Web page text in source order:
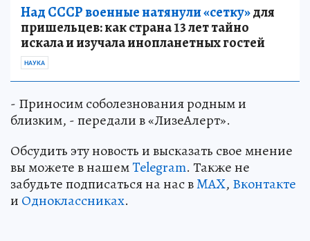
Над СССР военные натянули «сетку»для
пришельцев: как страна 13 лет тайно
искала и изучала инопланетных гостей
НАУКА
- Приносим соболезнования родным и
близким, - передали в «ЛизеАлерт».
Обсудить эту новость и высказать свое мнение
вы можете в нашемTelegram. Также не
забудьте подписаться на нас вMAX, Вконтакте
и Одноклассниках.